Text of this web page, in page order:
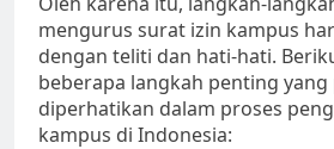
mengurus surat izin kampus
dengan teliti dan hati-hati.
beberapa langkah penting yang
diperhatikan dalam proses
kampus di Indonesia: